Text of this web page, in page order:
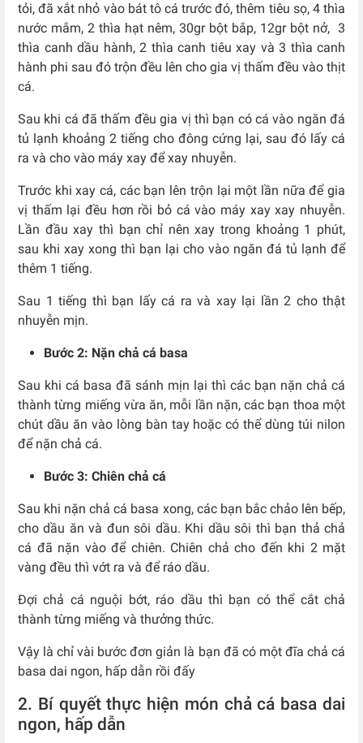
tỏi, đã xắt nhỏ vào bát tô cá trước đó, thêm tiêu sọ, 4 thìa
nước mắm, 2 thìa hạt nêm, 30gr bột bắp, 12gr bột nở, 3
thìa canh dầu hành, 2 thìa canh tiêu xay và 3 thìa canh
hành phi sau đó trộn đều lên cho gia vị thấm đều vào thịt
cá.
Sau khi cá đã thấm đều gia vị thì bạn có cá vào ngăn đá
tủ lạnh khoảng 2 tiếng cho đông cứng lại, sau đó lấy cá
ra và cho vào máy xay để xay nhuyễn.
Trước khi xay cá, các bạn lên trộn lại một lần nữa để gia
vị thấm lại đều hơn rồi bỏ cá vào máy xay xay nhuyễn.
Lần đầu xay thì bạn chỉ nên xay trong khoảng 1 phút,
sau khi xay xong thì bạn lại cho vào ngăn đá tủ lạnh để
thêm 1 tiếng.
Sau 1 tiếng thì bạn lấy cá ra và xay lại lần 2 cho thật
nhuyễn mịn.
Bước 2: Nặn chả cá basa
Sau khi cá basa đã sánh mịn lại thì các bạn nặn chả cá
thành từng miếng vừa ăn, mỗi lần nặn, các bạn thoa một
chút dầu ăn vào lòng bàn tay hoặc có thể dùng túi nilon
để nặn chả cá.
Bước 3: Chiên chả cá
Sau khi nặn chả cá basa xong, các bạn bắc chảo lên bếp,
cho dầu ăn và đun sôi dầu. Khi dầu sôi thì bạn thả chả
cá đã nặn vào để chiên. Chiên chả cho đến khi 2 mặt
vàng đều thì vớt ra và để ráo dầu.
Đợi chả cá nguội bớt, ráo dầu thì bạn có thể cắt chả
thành từng miếng và thưởng thức.
Vậy là chỉ vài bước đơn giản là bạn đã có một đĩa chả cá
basa dai ngon, hấp dẫn rồi đấy
2. Bí quyết thực hiện món chả cá basa dai
ngon, hấp dẫn